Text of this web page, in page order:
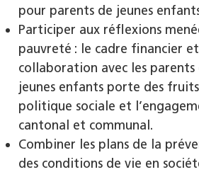
pour parents de jeunes
Participer aux réflexions
pauvreté : le cadre financier
collaboration avec les
jeunes enfants porte des
politique sociale et
cantonal et communal.
Combiner les plans de la
des conditions de vie en